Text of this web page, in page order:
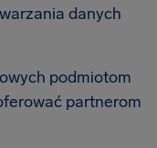
danych
podmiotom
partnerom